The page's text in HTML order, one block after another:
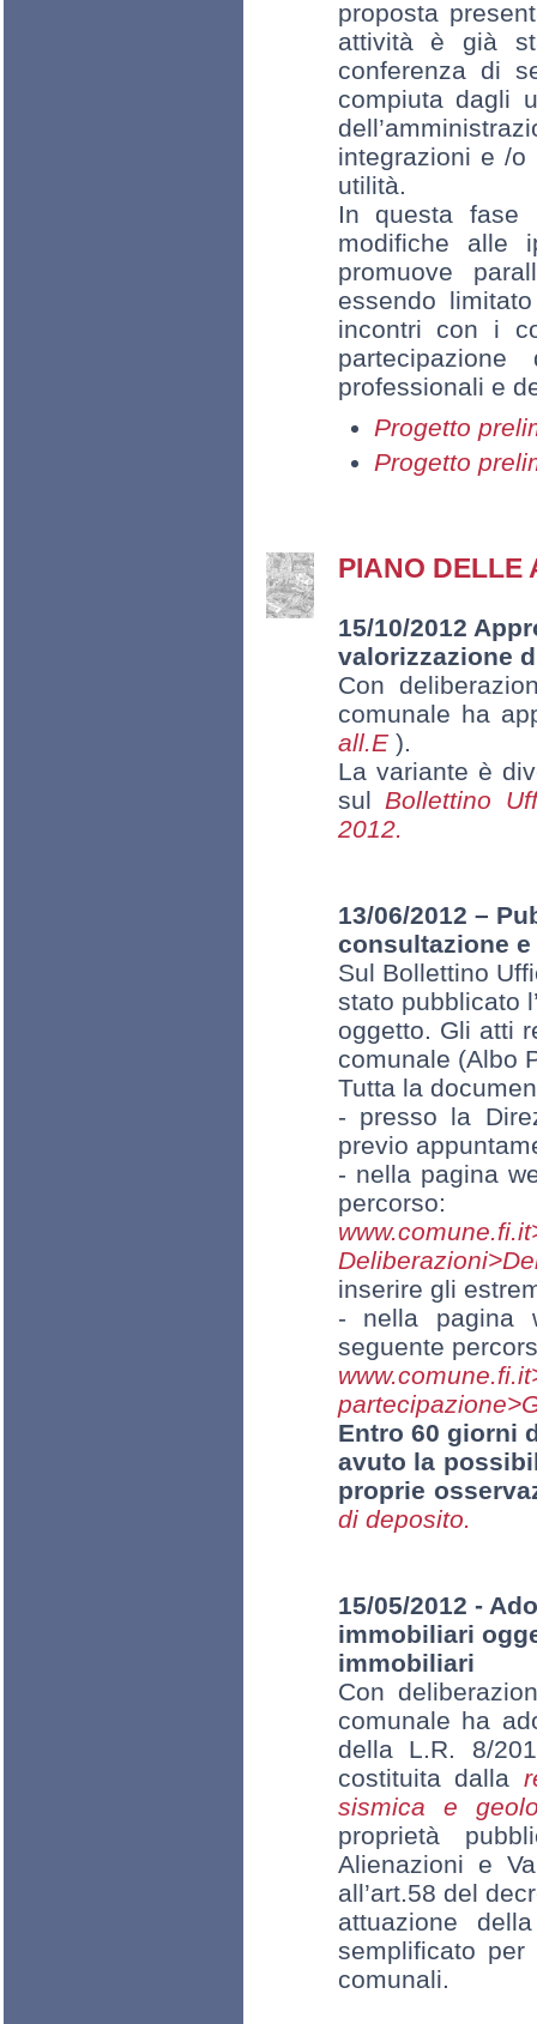
proposta
attività è già
conferenza di
compiuta dagli
integrazioni e /o
utilità.
In questa fase
modifiche alle
promuove
essendo
incontri con i
professionali e
Progetto
Progetto
PIANO DELLE
15/10/2012
valorizzazione
Con
comunale ha
all.E).
La variante è
sul Bollettino
2012.
13/06/2012 –
consultazione
Sul Bollettino
stato pubblicato
oggetto. Gli atti
comunale (Albo
Tutta la
- presso la
previo
- nella pagina
percorso:
inserire gli
- nella pagina
seguente
Entro 60 giorni
avuto la
proprie
di deposito.
15/05/2012 -
immobiliari
immobiliari
Con
comunale ha
della L.R. 8/
costituita dalla
sismica e
proprietà
Alienazioni e
all’art.58 del
attuazione
semplificato per
comunali.